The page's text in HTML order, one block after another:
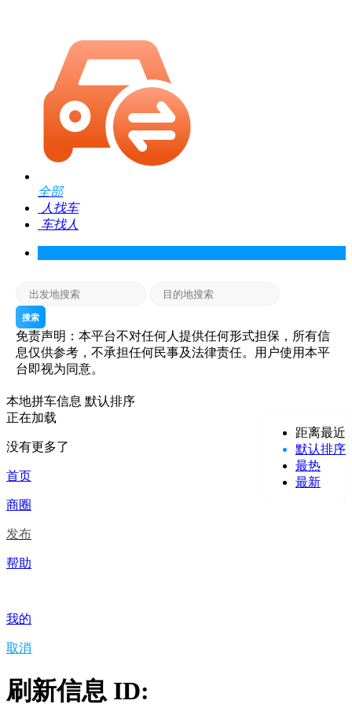
全部
人找车
车找人
搜索
免责声明：本平台不对任何人提供任何形式担保，所有信
息仅供参考，不承担任何民事及法律责任。用户使用本平
台即视为同意。
本地拼车信息 默认排序
距离最近
默认排序
最热
最新
正在加载
没有更多了
首页
商圈
发布
帮助
我的
取消
刷新信息 ID: